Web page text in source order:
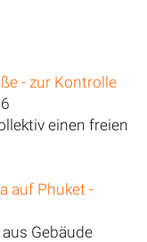
- zur Kontrolle
einen freien
auf Phuket -
Gebäude